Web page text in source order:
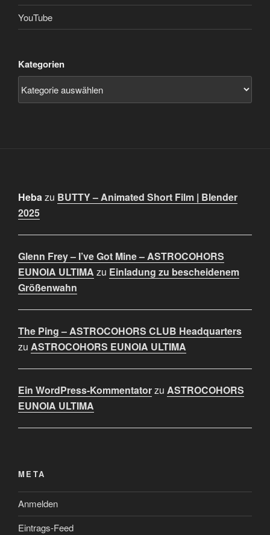
YouTube
Kategorien
Hebazu BUTTY – Animated Short Film | Blender
2025
Glenn Frey – I’ve Got Mine – ASTROCOHORS
EUNOIA ULTIMA zu Einladung zu bescheidenem
Größenwahn
The Ping – ASTROCOHORS CLUB Headquarters
zu ASTROCOHORS EUNOIA ULTIMA
Ein WordPress-Kommentatorzu ASTROCOHORS
EUNOIA ULTIMA
META
Anmelden
Eintrags-Feed